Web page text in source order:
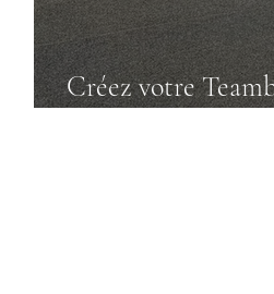
Créez votre